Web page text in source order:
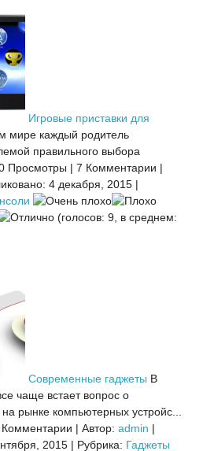
Игровые приставки для
мире каждый родитель
правильного выбора
Просмотры | 7 Комментарии |
4 декабря, 2015 |
(голосов: 9, в среднем:
Современные гаджеты В
чаще встает вопрос о
рынке компьютерных устройс...
| Автор: admin |
2015 | Рубрика: Гаджеты